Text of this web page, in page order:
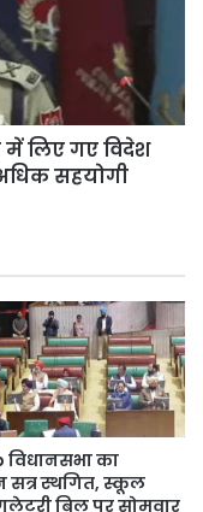
में लिए गए विदेश
सहयोगी
विधानसभा का
सत्र स्थगित, स्कूल
बिल पर सोमवार